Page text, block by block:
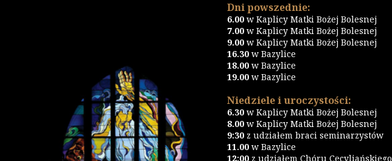
Dni powszednie:
6.00 w Kaplicy Matki Bożej Bolesnej
7.00 w Kaplicy Matki Bożej Bolesnej
9.00 w Kaplicy Matki Bożej Bolesnej
16.30w Bazylice
18.00w Bazylice
19.00w Bazylice
Niedziele i uroczystości:
6.30 w Kaplicy Matki Bożej Bolesnej
8.00 w Kaplicy Matki Bożej Bolesnej
9:30 z udziałem braci seminarzystów
11.00 w Bazylice
12:00 z udziałem Chóru Cecyliańskiego